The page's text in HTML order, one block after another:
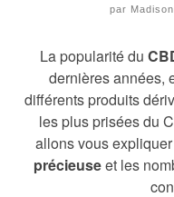
par Madison
La popularité du
dernières années,
différents produits
les plus prisées du
allons vous
précieuseet les